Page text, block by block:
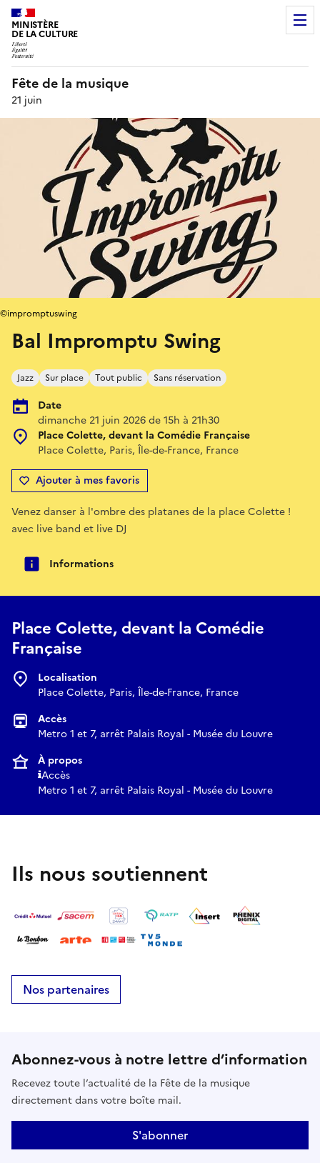
MINISTÈRE
DE LA CULTURE
Fête de la musique
21 juin
Bal Impromptu Swing
Jazz Sur place Tout public Sans réservation
Date
dimanche 21 juin 2026 de 15h à 21h30
Place Colette, devant la Comédie Française
Place Colette, Paris, Île-de-France, France
Ajouter à mes favoris
©impromptuswing
Venez danser à l'ombre des platanes de la place Colette !
avec live band et live DJ
Informations
Place Colette, devant la Comédie
Française
Localisation
Place Colette, Paris, Île-de-France, France
Accès
Metro 1 et 7, arrêt Palais Royal - Musée du Louvre
À propos
Accès
Metro 1 et 7, arrêt Palais Royal - Musée du Louvre
Ils nous soutiennent
Nos partenaires
Abonnez-vous à notre lettre d’information
Recevez toute l’actualité de la Fête de la musique
directement dans votre boîte mail.
S'abonner